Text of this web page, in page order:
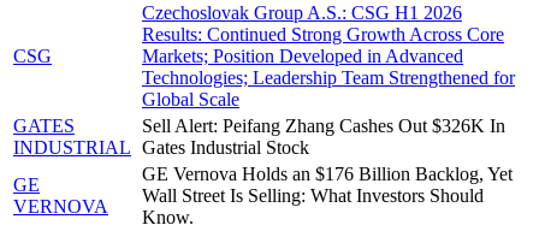
CSG
Czechoslovak Group A.S.: CSG H1 2026
Results: Continued Strong Growth Across Core
Markets; Position Developed in Advanced
Technologies; Leadership Team Strengthened for
Global Scale
GATES
INDUSTRIAL
Sell Alert: Peifang Zhang Cashes Out $326K In
Gates Industrial Stock
GE
VERNOVA
GE Vernova Holds an $176 Billion Backlog, Yet
Wall Street Is Selling: What Investors Should
Know.